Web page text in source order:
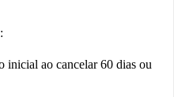
inicial ao cancelar 60 dias ou